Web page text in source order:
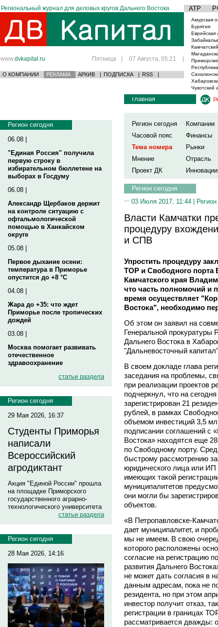
Региональный журнал для деловых кругов Дальнего Востока АТР
www.dvkapital.ru Пятница | 07 Августа, 05:21 |
О КОМПАНИИ РЕКЛАМА АРХИВ | ПОДПИСКА | RSS |
Амурская
Бурятия
Еврейская
Чукотский
Регион сегодня
06.08 |
"Единая Россия" получила
первую строку в
избирательном бюллетене на
выборах в Госдуму
06.08 |
Александр Щербаков держит
на контроле ситуацию с
офтальмологической
помощью в Ханкайском
округе
05.08 |
Первое дыхание осени:
температура в Приморье
опустится до +8 °C
04.08 |
Жара до +35: что ждет
Приморье после тропических
дождей
03.08 |
Москва помогает развивать
отечественное
здравоохранение
статьи раздела
Регион сегодня
29 Мая 2026, 16:37
Студенты Приморья
написали
Всероссийский
агродиктант
Акция "Единой России" прошла
на площадке Приморского
государственного аграрно-
технологического университета
статьи раздела
Регион сегодня
28 Мая 2026, 14:16
главная
Регион сегодня
Компании
Часовой пояс
Финансы
Тема номера
Рынки
Мнение
Отрасль
Проект ДК
Инновации
Регион сегодня
03 Июля 2017, 11:44 |
Власти Камчатки
процедуру
и СПВ
Упростить процедуру
ТОР и Свободного порта
Камчатского края
что часть полномочий и
время осуществляет
Востока", необходимо
Об этом он заявил на
Генеральной
Дальнего Востока в
"Дальневосточный
В своем докладе глава
заседания на проблемы,
при реализации проектов
подчеркнул, что на
зарегистрирован 21
рублей, в рамках
объемом инвестиций 3,5
подписании соглашений с
Востока» находятся еще
по Свободному порту.
быстрому рассмотрению
юридического лица или ИП
имеющих такой
муниципалитетов
они могли бы
объектов.
«В Петропавловске-
дает муниципалитет, и
мы не имеем. В свою
которого расположены
согласие на регистрацию
развития Дальнего
не может дать согласия в
данным адресам, пока не
резидента, но при этом
инвестор получит отказ,
регистрации в границах
рассматривается дважды: